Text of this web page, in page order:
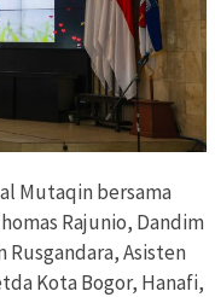
Mutaqin bersama
Rajunio, Dandim
Rusgandara, Asisten
Kota Bogor, Hanafi,